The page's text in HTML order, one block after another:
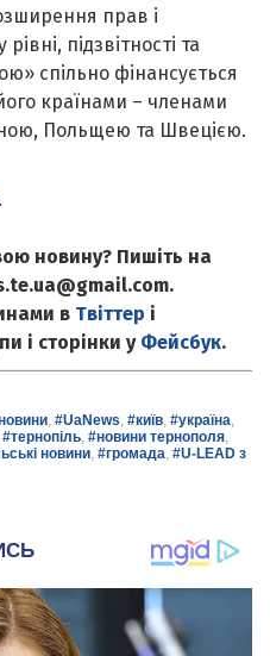
прав і
підзвітності та
спільно фінансується
країнами – членами
Польщею та Швецією.
.
новину? Пишіть на
в Твіттер і
і сторінки у Фейсбук.
, #UaNews, #київ, #україна,
#тернопіль, #новини тернополя,
новини, #громада, #U-LEAD з